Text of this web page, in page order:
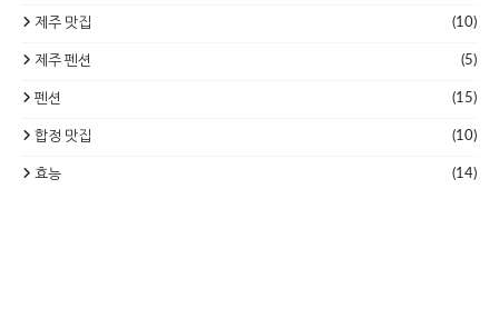
제주 맛집 (10)
제주 펜션 (5)
펜션 (15)
합정 맛집 (10)
효능 (14)